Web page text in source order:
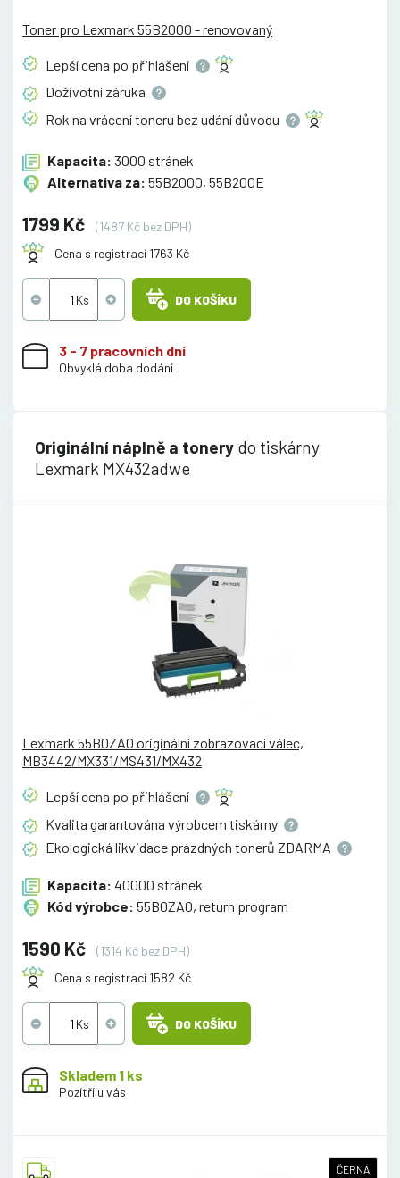
Toner pro Lexmark 55B2000 - renovovaný
Lepší cena po přihlášení
Doživotní záruka
Rok na vrácení toneru bez udánídůvodu
Kapacita: 3000 stránek
Alternativa za: 55B2000, 55B200E
1799 Kč
(1487 Kč bez DPH)
Cena s registrací 1763 Kč
DO KOŠÍKU
3 - 7 pracovních dní
Obvyklá doba dodání
Originální náplně a tonery do tiskárny
Lexmark MX432adwe
Lexmark 55B0ZA0 originální zobrazovací válec,
MB3442/MX331/MS431/MX432
Lepší cena po přihlášení
Kvalita garantována výrobcem tiskárny
Ekologická likvidace prázdných tonerů ZDARMA
Kapacita: 40000 stránek
Kód výrobce: 55B0ZA0, return program
1590 Kč
(1314 Kč bez DPH)
Cena s registrací 1582 Kč
DO KOŠÍKU
Skladem 1 ks
Pozítří u vás
ČERNÁ